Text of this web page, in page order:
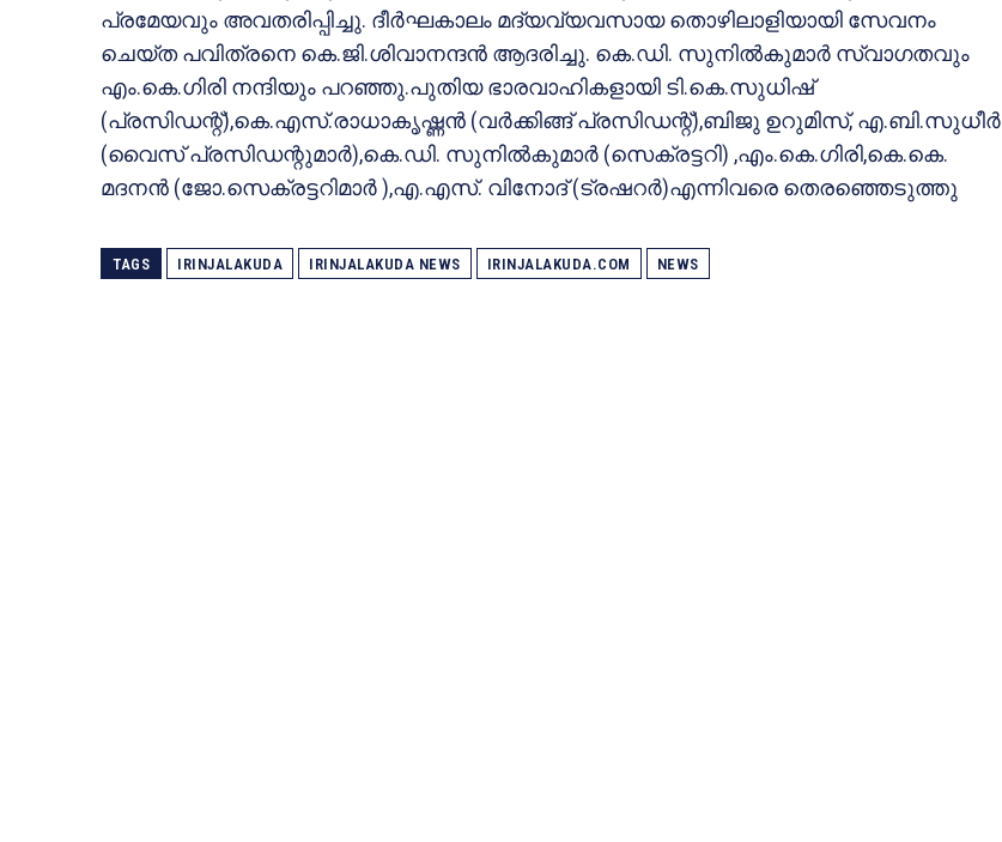
പ്രമേയവും അവതരിപ്പിച്ചു. ദീർഘകാലം മദ്യവ്യവസായ തൊഴിലാളിയായി സേവനം
ചെയ്ത പവിത്രനെ കെ.ജി.ശിവാനന്ദൻ ആദരിച്ചു. കെ.ഡി. സുനിൽകുമാർ സ്വാഗതവും
എം.കെ.ഗിരി നന്ദിയും പറഞ്ഞു.പുതിയ ഭാരവാഹികളായി ടി.കെ.സുധിഷ്
(പ്രസിഡന്റ്),കെ.എസ്.രാധാകൃഷ്ണൻ (വർക്കിങ്ങ് പ്രസിഡന്റ്),ബിജു ഉറുമിസ്, എ.ബി.സുധീർ
(വൈസ് പ്രസിഡന്റുമാർ),കെ.ഡി. സുനിൽകുമാർ (സെക്രട്ടറി) ,എം.കെ.ഗിരി,കെ.കെ.
മദനൻ (ജോ.സെക്രട്ടറിമാർ ),എ.എസ്. വിനോദ് (ട്രഷറർ)എന്നിവരെ തെരഞ്ഞെടുത്തു
TAGS IRINJALAKUDA IRINJALAKUDA NEWS IRINJALAKUDA.COM NEWS